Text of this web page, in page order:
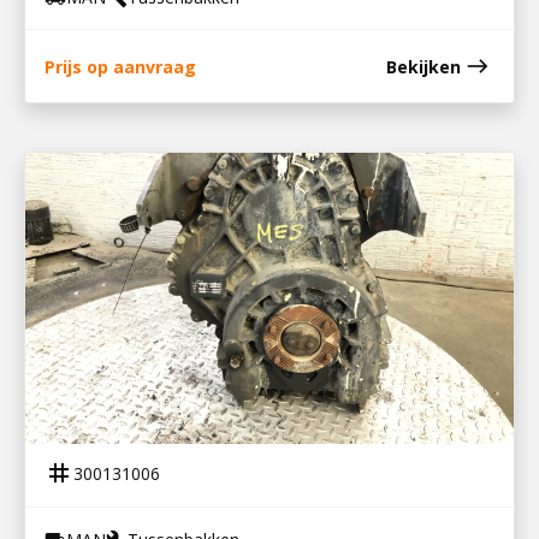
Prijs op aanvraag Bekijken east
300131006
TUSSENBAK G 1700-1 ZVA
tag 300131006